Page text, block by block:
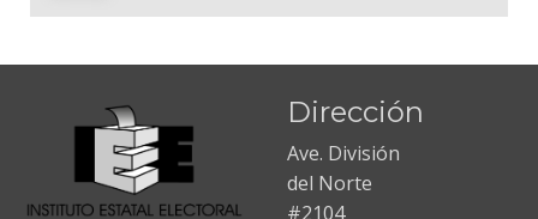
Dirección
Ave. División
del Norte
#2104